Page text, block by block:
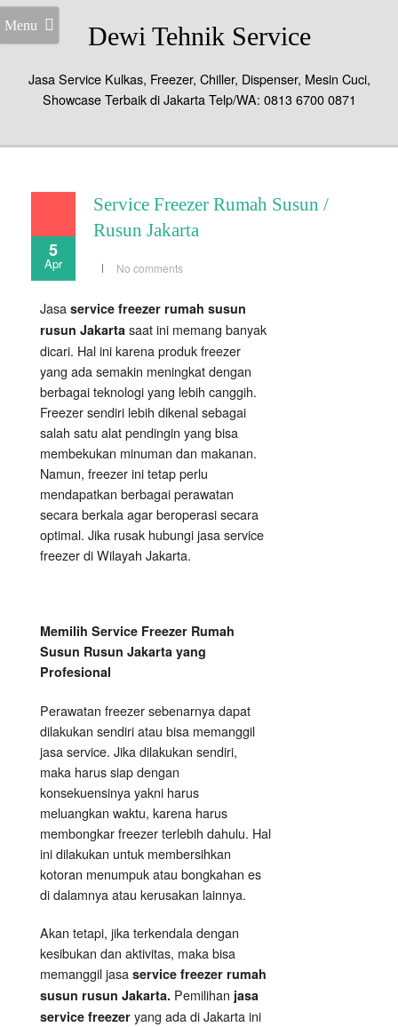
Menu Dewi Tehnik Service
Jasa Service Kulkas, Freezer, Chiller, Dispenser, Mesin Cuci,
Showcase Terbaik di Jakarta Telp/WA: 0813 6700 0871
5
Apr
Service Freezer Rumah Susun /
Rusun Jakarta
No comments
Jasa service freezer rumah susun
rusun Jakarta saat ini memang banyak
dicari. Hal ini karena produk freezer
yang ada semakin meningkat dengan
berbagai teknologi yang lebih canggih.
Freezer sendiri lebih dikenal sebagai
salah satu alat pendingin yang bisa
membekukan minuman dan makanan.
Namun, freezer ini tetap perlu
mendapatkan berbagai perawatan
secara berkala agar beroperasi secara
optimal. Jika rusak hubungi jasa service
freezer di Wilayah Jakarta.
Memilih Service Freezer Rumah
Susun Rusun Jakarta yang
Profesional
Perawatan freezer sebenarnya dapat
dilakukan sendiri atau bisa memanggil
jasa service. Jika dilakukan sendiri,
maka harus siap dengan
konsekuensinya yakni harus
meluangkan waktu, karena harus
membongkar freezer terlebih dahulu. Hal
ini dilakukan untuk membersihkan
kotoran menumpuk atau bongkahan es
di dalamnya atau kerusakan lainnya.
Akan tetapi, jika terkendala dengan
kesibukan dan aktivitas, maka bisa
memanggil jasa service freezer rumah
susun rusun Jakarta. Pemilihan jasa
service freezer yang ada di Jakarta ini